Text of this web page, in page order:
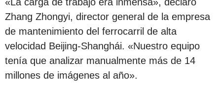
Zhang Zhongyi, director general de la empresa
de mantenimiento del ferrocarril de alta
velocidad Beijing-Shanghái. «Nuestro equipo
tenía que analizar manualmente más de 14
millones de imágenes al año».